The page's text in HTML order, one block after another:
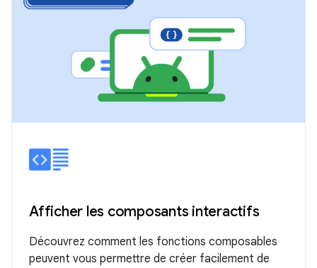
Afficher les composants interactifs
Découvrez comment les fonctions composables
peuvent vous permettre de créer facilement de